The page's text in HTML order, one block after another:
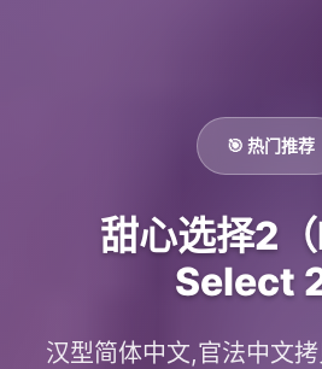
🎯 热门推荐
甜心选择2
Select 2
汉型简体中文,官法中文